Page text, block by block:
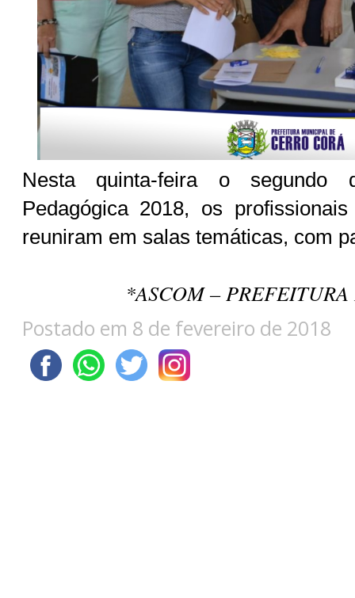
Nesta quinta-feira o segundo
Pedagógica 2018, os
reuniram em salas temáticas, com
*ASCOM –
Postado em 8 de fevereiro de 2018